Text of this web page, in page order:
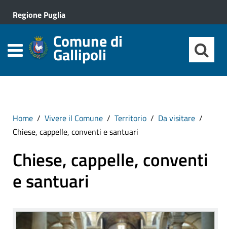
Regione Puglia
Comune di
Gallipoli
Home Vivere il Comune Territorio
Da visitare
Chiese, cappelle, conventi e santuari
Chiese, cappelle, conventi
e santuari